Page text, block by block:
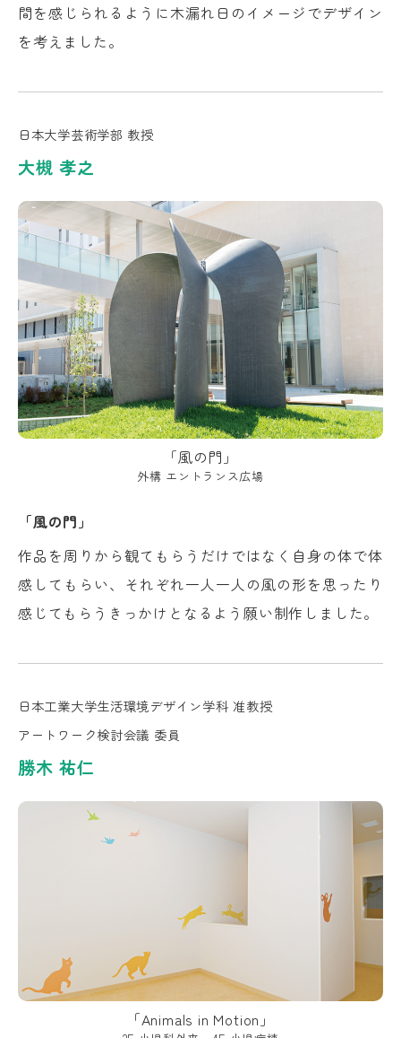
間を感じられるように木漏れ日のイメージでデザイン
を考えました。
日本大学芸術学部 教授
大槻 孝之
「風の門」
外構 エントランス広場
「風の門」
作品を周りから観てもらうだけではなく自身の体で体
感してもらい、それぞれ一人一人の風の形を思ったり
感じてもらうきっかけとなるよう願い制作しました。
日本工業大学生活環境デザイン学科 准教授
アートワーク検討会議 委員
勝木 祐仁
「Animals in Motion」